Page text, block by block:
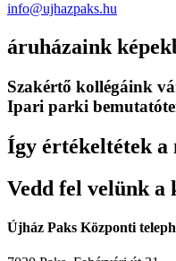
info@ujhazpaks.hu
áruházaink
Szakértő kollégáink
Ipari parki
Így értékeltétek a
Vedd fel velünk a
Újház Paks Központi